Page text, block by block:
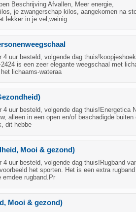
Beschrijving Afvallen, Meer energie,
je zwangerschap kilos, aangekomen na
lekker in je vel,weinig
uur besteld, volgende dag
is een zeer elegante weegschaal met
lichaams-wateraa
uur besteld, volgende dag thuis!Energetica
alleen in een open en/of beschadigde buiten
dit hebbe
Mooi & gezond)
uur besteld, volgende dag thuis!Rugband
het sporten. Het is een extra
emdee rugband.Pr
Mooi & gezond)